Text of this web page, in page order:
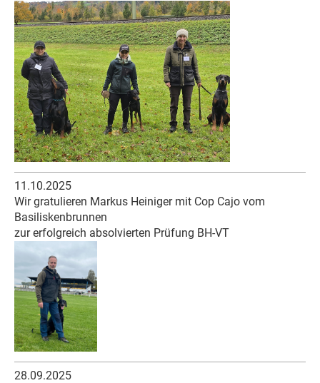
11.10.2025
Wir gratulieren Markus Heiniger mit Cop Cajo vom
Basiliskenbrunnen
zur erfolgreich absolvierten Prüfung BH-VT
28.09.2025